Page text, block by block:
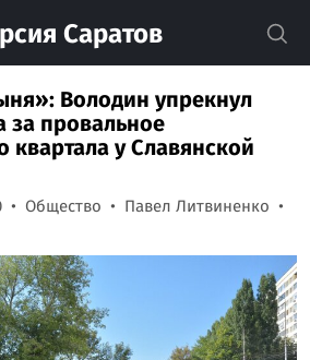
Саратов
Володин упрекнул
за провальное
квартала у Славянской
Общество
Павел Литвиненко